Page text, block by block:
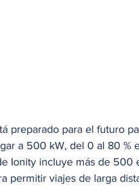
preparado para el futuro
a 500 kW, del 0 al 80 %
Ionity incluye más de 500
permitir viajes de larga